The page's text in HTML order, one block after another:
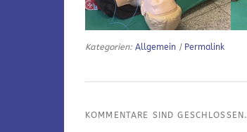
Kategorien: Allgemein | Permalink
KOMMENTARE SIND GESCHLOSSEN.